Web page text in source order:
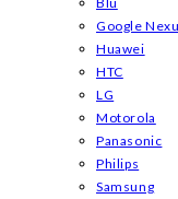
Google
Huawei
HTC
LG
Motorola
Panasonic
Philips
Samsung